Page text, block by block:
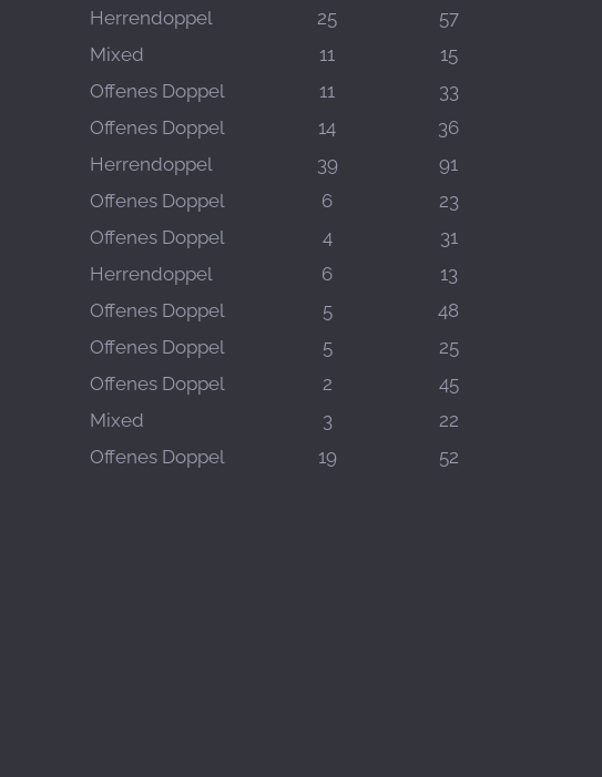
Herrendoppel 25
57
Mixed 11
15
Offenes Doppel 11
33
Offenes Doppel 14
36
Herrendoppel 39
91
Offenes Doppel 6
23
Offenes Doppel 4
31
Herrendoppel 6
13
Offenes Doppel 5
48
Offenes Doppel 5
25
Offenes Doppel 2
45
Mixed 3
22
Offenes Doppel 19 52